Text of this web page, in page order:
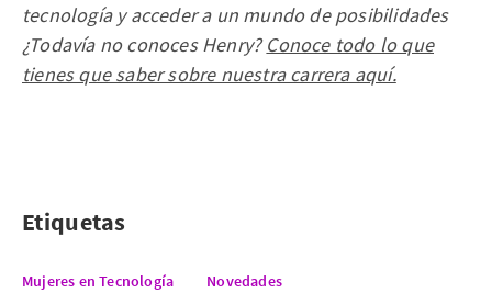
tecnología y acceder a un mundo de posibilidades
¿Todavía no conoces Henry?Conoce todo lo que
tienes que saber sobre nuestra carrera aquí.
Etiquetas
Mujeres en Tecnología Novedades